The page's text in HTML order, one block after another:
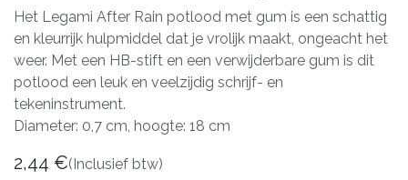
Het Legami After Rain potlood met gum is een schattig
en kleurrijk hulpmiddel dat je vrolijk maakt, ongeacht het
weer. Met een HB-stift en een verwijderbare gum is dit
potlood een leuk en veelzijdig schrijf- en
tekeninstrument.
Diameter: 0,7 cm, hoogte: 18 cm
2,44 €(Inclusief btw)